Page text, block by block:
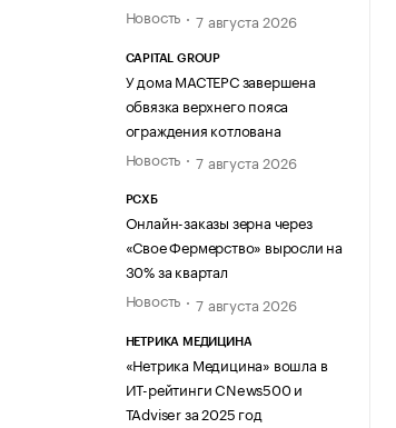
Новость
7 августа 2026
CAPITAL GROUP
У дома МАСТЕРС завершена
обвязка верхнего пояса
ограждения котлована
Новость
7 августа 2026
РСХБ
Онлайн-заказы зерна через
«Свое Фермерство» выросли на
30% за квартал
Новость
7 августа 2026
НЕТРИКА МЕДИЦИНА
«Нетрика Медицина» вошла в
ИТ-рейтинги CNews500 и
TAdviser за 2025 год